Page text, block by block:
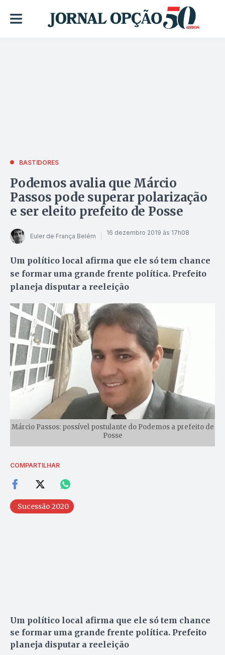
BASTIDORES
Podemos avalia que Márcio
Passos pode superar polarização
e ser eleito prefeito de Posse
Euler de França Belém 16 dezembro 2019 às 17h08
Um político local afirma que ele só tem chance
se formar uma grande frente política. Prefeito
planeja disputar a reeleição
Márcio Passos: possível postulante do Podemos a prefeito de
Posse
COMPARTILHAR
Sucessão 2020
Um político local afirma que ele só tem chance
se formar uma grande frente política. Prefeito
planeja disputar a reeleição